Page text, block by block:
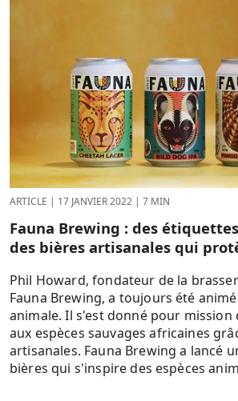
ARTICLE | 17 JANVIER 2022 | 7 MIN
Fauna Brewing : des
des bières artisanales qui
Phil Howard, fondateur de la
Fauna Brewing, a toujours été
animale. Il s'est donné pour mission
aux espèces sauvages africaines
artisanales. Fauna Brewing a lancé
bières qui s'inspire des espèces